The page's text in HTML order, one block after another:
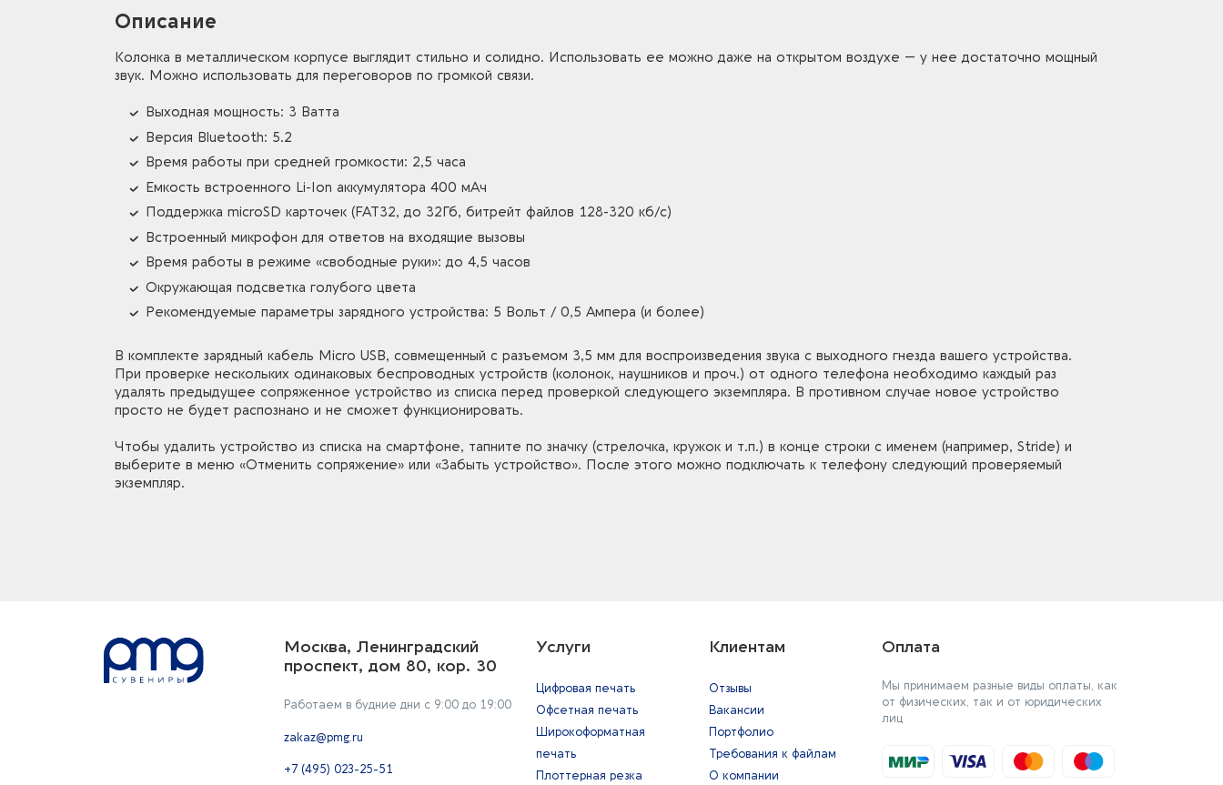
Описание
Колонка в металлическом корпусе выглядит стильно и солидно. Использовать ее можно даже на открытом воздухе — у нее достаточно мощный
звук. Можно использовать для переговоров по громкой связи.
Выходная мощность: 3 Ватта
Версия Bluetooth: 5.2
Время работы при средней громкости: 2,5 часа
Емкость встроенного Li-Ion аккумулятора 400 мАч
Поддержка microSD карточек (FAT32, до 32Гб, битрейт файлов 128-320 кб/c)
Встроенный микрофон для ответов на входящие вызовы
Время работы в режиме «свободные руки»: до 4,5 часов
Окружающая подсветка голубого цвета
Рекомендуемые параметры зарядного устройства: 5 Вольт / 0,5 Ампера (и более)
В комплекте зарядный кабель Micro USB, совмещенный с разъемом 3,5 мм для воспроизведения звука с выходного гнезда вашего устройства.
При проверке нескольких одинаковых беспроводных устройств (колонок, наушников и проч.) от одного телефона необходимо каждый раз
удалять предыдущее сопряженное устройство из списка перед проверкой следующего экземпляра. В противном случае новое устройство
просто не будет распознано и не сможет функционировать.
Чтобы удалить устройство из списка на смартфоне, тапните по значку (стрелочка, кружок и т.п.) в конце строки с именем (например, Stride) и
выберите в меню «Отменить сопряжение» или «Забыть устройство». После этого можно подключать к телефону следующий проверяемый
экземпляр.
Москва, Ленинградский
проспект, дом 80, кор. 30
Работаем в будние дни с 9:00 до 19:00
zakaz@pmg.ru
+7 (495) 023-25-51
Услуги
Цифровая печать
Офсетная печать
Широкоформатная
печать
Плоттерная резка
Клиентам
Отзывы
Вакансии
Портфолио
Требования к файлам
О компании
Оплата
Мы принимаем разные виды оплаты, как
от физических, так и от юридических
лиц